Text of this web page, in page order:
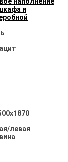
наполнение
и
левая